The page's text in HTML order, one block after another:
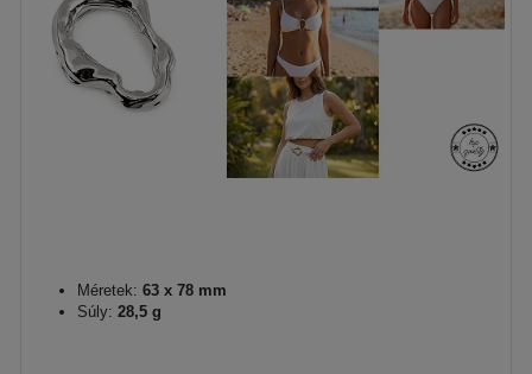
Méretek: 63 x 78 mm
Súly: 28,5 g